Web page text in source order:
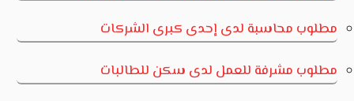
مطلوب محاسبة لدى إحدى كبرى الشركات
مطلوب مشرفة للعمل لدى سكن للطالبات